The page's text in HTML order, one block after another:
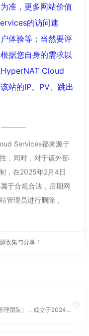
准，更多网站价值
的访问速
体验等；当然要评
据您自身的需求以
Cloud
站的IP、PV、跳出
Services都来源于
，同时，对于该外部
，在2025年2月4日
于合规合法，后期网
管理员进行删除，
收集与分享！
Admd是MkCloud的海外站（不同的管理团队），成立于2024年，提供香港vps和独立服务器